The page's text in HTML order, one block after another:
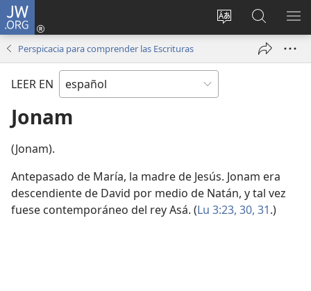
JW.ORG
Cambiar
del sitio
Iniciar
sesión
nueva
en
jw.org
Perspicacia para comprender las Escrituras
LEER EN
Jonam
(Jonam).
Antepasado de María, la madre de Jesús. Jonam era
descendiente de David por medio de Natán, y tal vez
fuese contemporáneo del rey Asá. (Lu 3:23, 30, 31.)